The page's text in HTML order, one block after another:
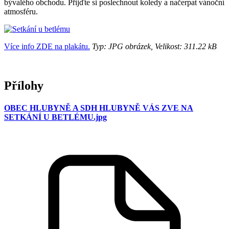
bývalého obchodu. Přijďte si poslechnout koledy a načerpat vánoční
atmosféru.
Více info ZDE na plakátu. Typ: JPG obrázek, Velikost: 311.22 kB
Přílohy
OBEC HLUBYNĚ A SDH HLUBYNĚ VÁS ZVE NA
SETKÁNÍ U BETLÉMU.jpg